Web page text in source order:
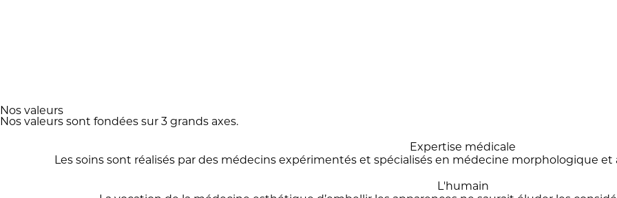
Nos valeurs
Nos valeurs sont fondées sur 3 grands axes.
Expertise médicale
Les soins sont réalisés par des médecins expérimentés et spécialisés en médecine morphologique
L'humain